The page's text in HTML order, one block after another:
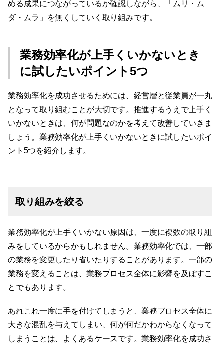
める成果につながっているか確認しながら、「ムリ・ム
ダ・ムラ」を無くしていく取り組みです。
業務効率化が上手くいかないとき
に試したいポイント5つ
業務効率化を成功させるためには、経営層と従業員が一丸
となって取り組むことが大切です。推進するうえで上手く
いかないときは、何が問題なのかを考えて改善していきま
しょう。業務効率化が上手くいかないときに試したいポイ
ント5つを紹介します。
取り組みを絞る
業務効率化が上手くいかない原因は、一度に複数の取り組
みをしているからかもしれません。業務効率化では、一部
の業務を変更したり省いたりすることがあります。一部の
業務を変えることは、業務プロセス全体に影響を及ぼすこ
とでもあります。
あれこれ一度に手を付けてしまうと、業務プロセス全体に
大きな混乱を与えてしまい、何が何だかわからなくなって
しまうことは、よくあるケースです。業務効率化を成功さ